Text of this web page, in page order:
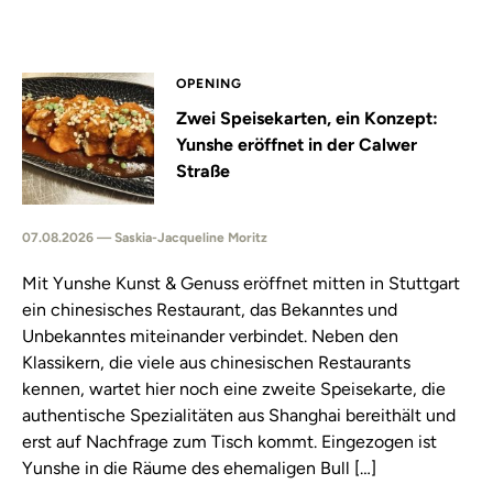
OPENING
Zwei Speisekarten, ein Konzept:
Yunshe eröffnet in der Calwer
Straße
07.08.2026 — Saskia-Jacqueline Moritz
Mit Yunshe Kunst & Genuss eröffnet mitten in Stuttgart
ein chinesisches Restaurant, das Bekanntes und
Unbekanntes miteinander verbindet. Neben den
Klassikern, die viele aus chinesischen Restaurants
kennen, wartet hier noch eine zweite Speisekarte, die
authentische Spezialitäten aus Shanghai bereithält und
erst auf Nachfrage zum Tisch kommt. Eingezogen ist
Yunshe in die Räume des ehemaligen Bull […]